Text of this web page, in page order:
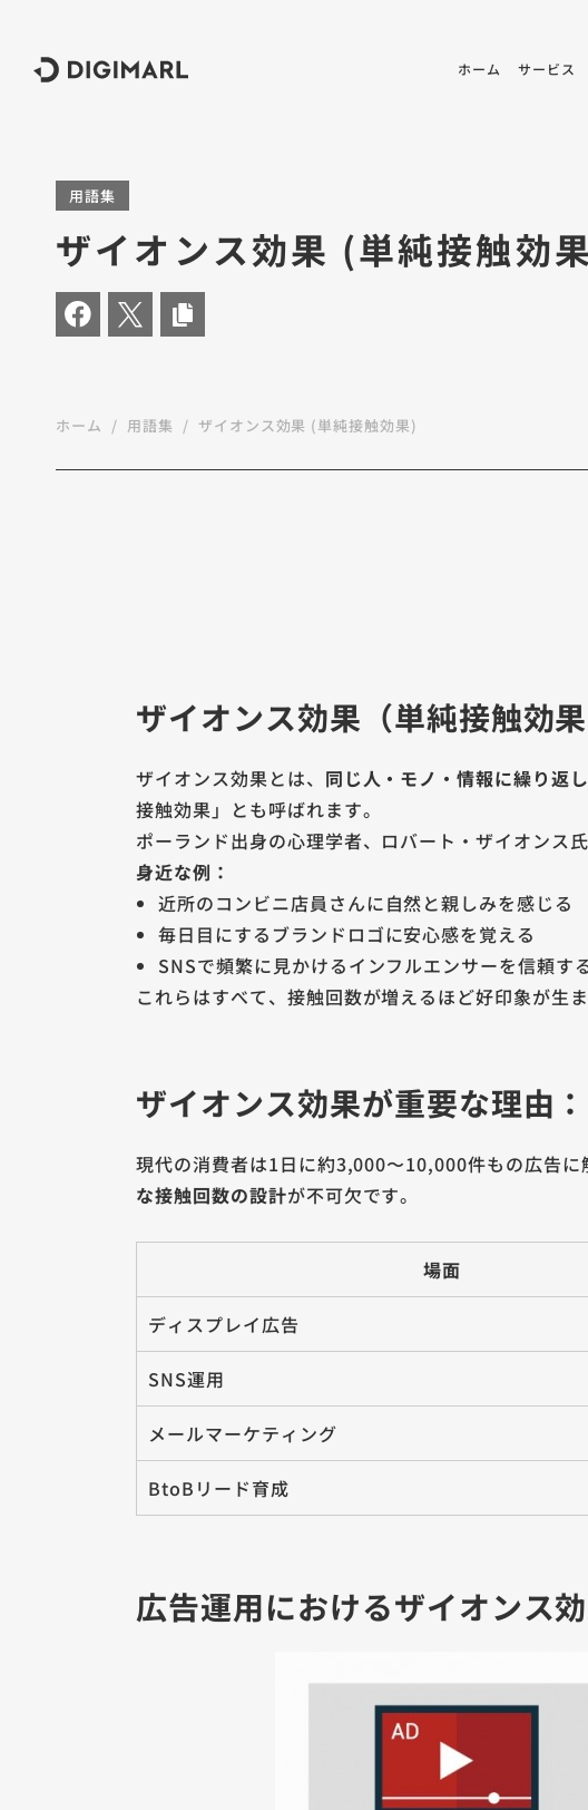
ホーム サービス
用語集
ザイオンス効果 (単純接触効
ホーム 用語集 ザイオンス効果 (単純接触効果)
ザイオンス効果（単純接触効
ザイオンス効果とは、 同じ人・モノ・情報に繰り返
接触効果」とも呼ばれます。
ポーランド出身の心理学者、ロバート・ザイオンス
身近な例：
近所のコンビニ店員さんに自然と親しみを感じる
毎日目にするブランドロゴに安心感を覚える
SNSで頻繁に見かけるインフルエンサーを信頼す
これらはすべて、接触回数が増えるほど好印象が生
ザイオンス効果が重要な理由
現代の消費者は1日に約3,000〜10,000件もの広告
な接触回数の設計が不可欠です。
場面
ディスプレイ広告
SNS運用
メールマーケティング
BtoBリード育成
広告運用におけるザイオンス